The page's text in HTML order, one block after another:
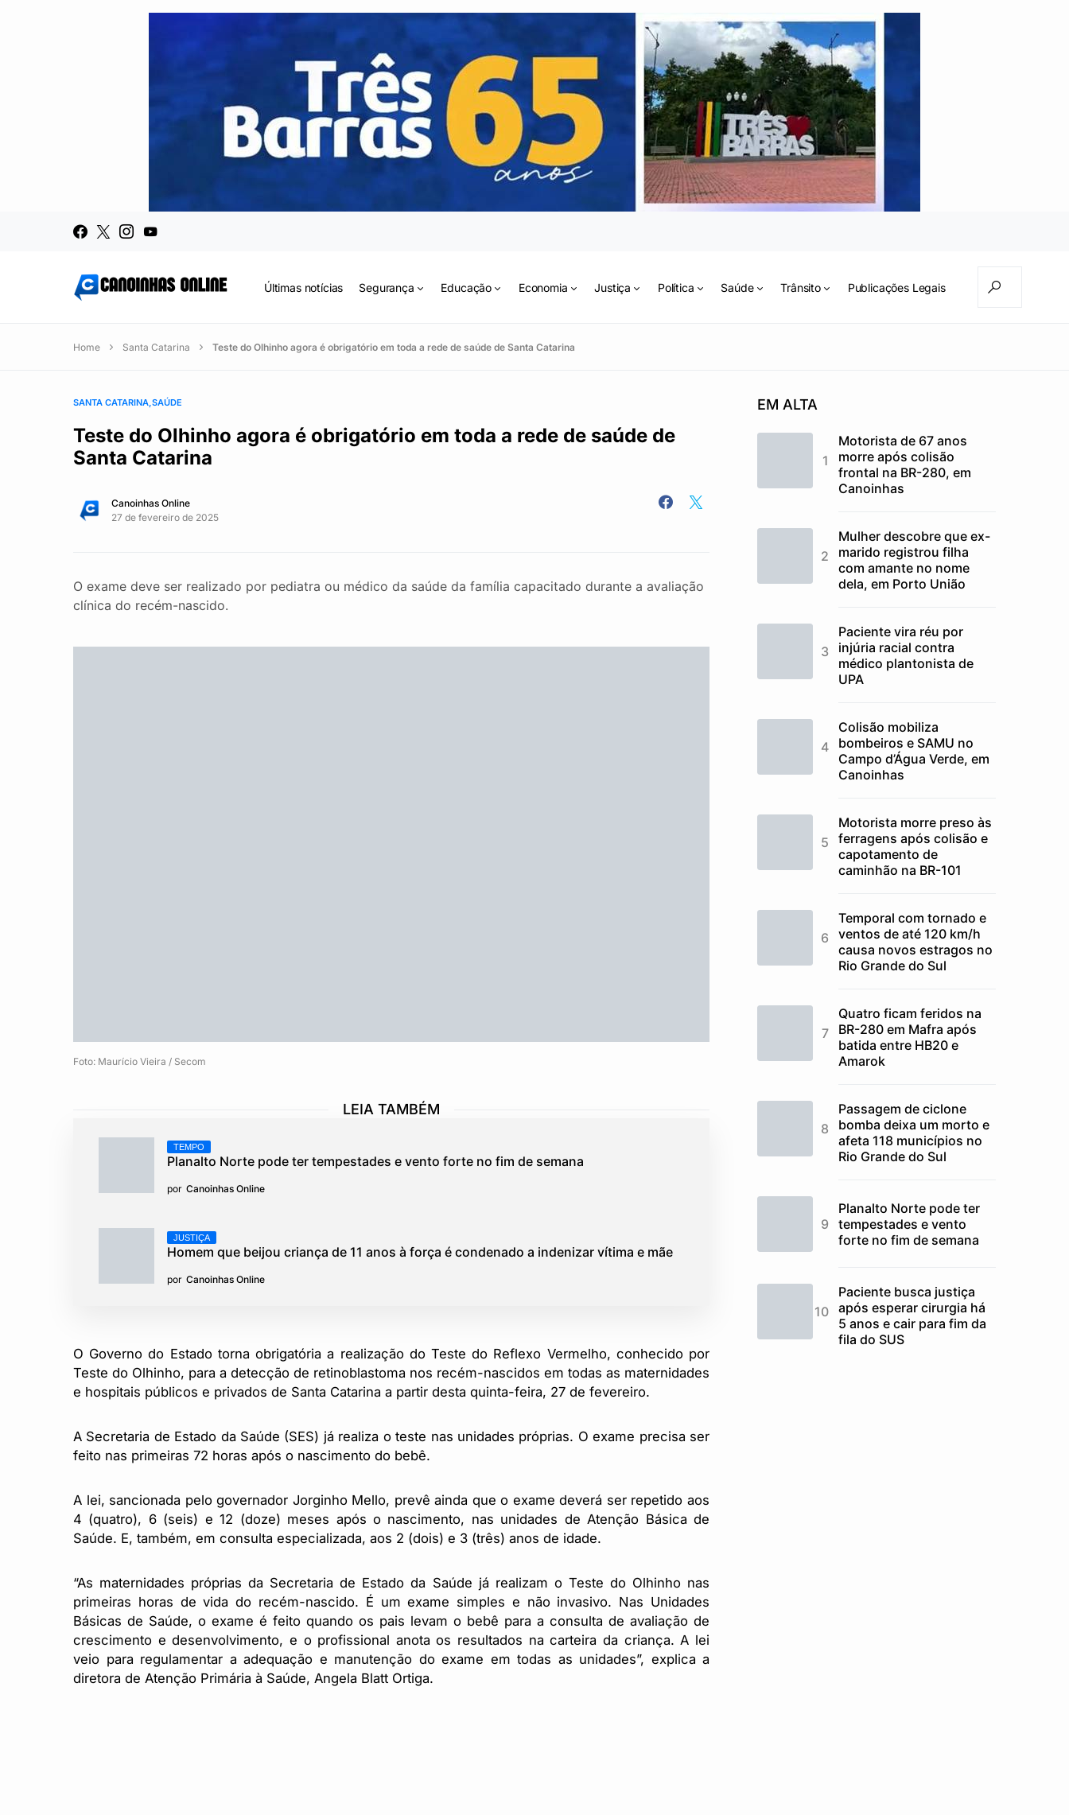
Últimas notícias Segurança Educação Economia Justiça Política Saúde Trânsito Publicações Legais
Home Santa Catarina Teste do Olhinho agora é obrigatório em toda a rede de saúde de Santa Catarina
SANTA CATARINA SAÚDE
Teste do Olhinho agora é obrigatório em toda a rede de saúde de
Santa Catarina
Canoinhas Online
27 de fevereiro de 2025
O exame deve ser realizado por pediatra ou médico da saúde da família capacitado durante a avaliação
clínica do recém-nascido.
Foto: Maurício Vieira / Secom
LEIA TAMBÉM
TEMPO
Planalto Norte pode ter tempestades e vento forte no fim de semana
por Canoinhas Online
JUSTIÇA
Homem que beijou criança de 11 anos à força é condenado a indenizar vítima e mãe
por Canoinhas Online
O Governo do Estado torna obrigatória a realização do Teste do Reflexo Vermelho, conhecido por
Teste do Olhinho, para a detecção de retinoblastoma nos recém-nascidos em todas as maternidades
e hospitais públicos e privados de Santa Catarina a partir desta quinta-feira, 27 de fevereiro.
A Secretaria de Estado da Saúde (SES) já realiza o teste nas unidades próprias. O exame precisa ser
feito nas primeiras 72 horas após o nascimento do bebê.
A lei, sancionada pelo governador Jorginho Mello, prevê ainda que o exame deverá ser repetido aos
4 (quatro), 6 (seis) e 12 (doze) meses após o nascimento, nas unidades de Atenção Básica de
Saúde. E, também, em consulta especializada, aos 2 (dois) e 3 (três) anos de idade.
“As maternidades próprias da Secretaria de Estado da Saúde já realizam o Teste do Olhinho nas
primeiras horas de vida do recém-nascido. É um exame simples e não invasivo. Nas Unidades
Básicas de Saúde, o exame é feito quando os pais levam o bebê para a consulta de avaliação de
crescimento e desenvolvimento, e o profissional anota os resultados na carteira da criança. A lei
veio para regulamentar a adequação e manutenção do exame em todas as unidades”, explica a
diretora de Atenção Primária à Saúde, Angela Blatt Ortiga.
EM ALTA
Motorista de 67 anos
morre após colisão
frontal na BR-280, em
Canoinhas
Mulher descobre que ex-
marido registrou filha
com amante no nome
dela, em Porto União
Paciente vira réu por
injúria racial contra
médico plantonista de
UPA
Colisão mobiliza
bombeiros e SAMU no
Campo d’Água Verde, em
Canoinhas
Motorista morre preso às
ferragens após colisão e
capotamento de
caminhão na BR-101
Temporal com tornado e
ventos de até 120 km/h
causa novos estragos no
Rio Grande do Sul
Quatro ficam feridos na
BR-280 em Mafra após
batida entre HB20 e
Amarok
Passagem de ciclone
bomba deixa um morto e
afeta 118 municípios no
Rio Grande do Sul
Planalto Norte pode ter
tempestades e vento
forte no fim de semana
Paciente busca justiça
após esperar cirurgia há
5 anos e cair para fim da
fila do SUS